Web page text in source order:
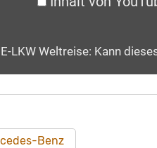
LKW Weltreise: Kann
Benz